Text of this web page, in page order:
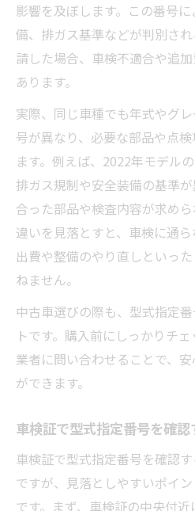
影響を及ぼします。この番号
備、排ガス基準などが判別さ
請した場合、車検不適合や追
あります。
実際、同じ車種でも年式やグ
号が異なり、必要な部品や点
ます。例えば、2022年モデル
排ガス規制や安全装備の基準
合った部品や検査内容が求め
違いを見落とすと、車検に通
出費や整備のやり直しといっ
ねません。
中古車選びの際も、型式指定
トです。購入前にしっかりチ
業者に問い合わせることで、
ができます。
車検証で型式指定番号を確認
車検証で型式指定番号を確認
ですが、見落としやすいポイ
です。まず、車検証の中央付近